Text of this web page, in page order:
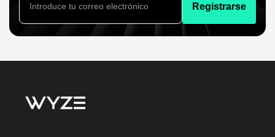
Registrarse